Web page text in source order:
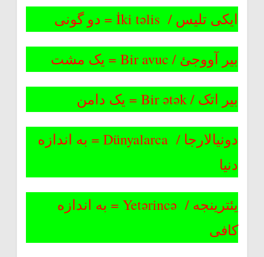
ایکی تلیس / İki təlis = دو گونی
بیر آووجئ / Bir avuc = یک مشت
بیر اتک / Bir ətək = یک دامن
دونیالارجا / Dünyalarca = به اندازه
دنیا
یئترینجه / Yetərincə = به اندازه
کافی